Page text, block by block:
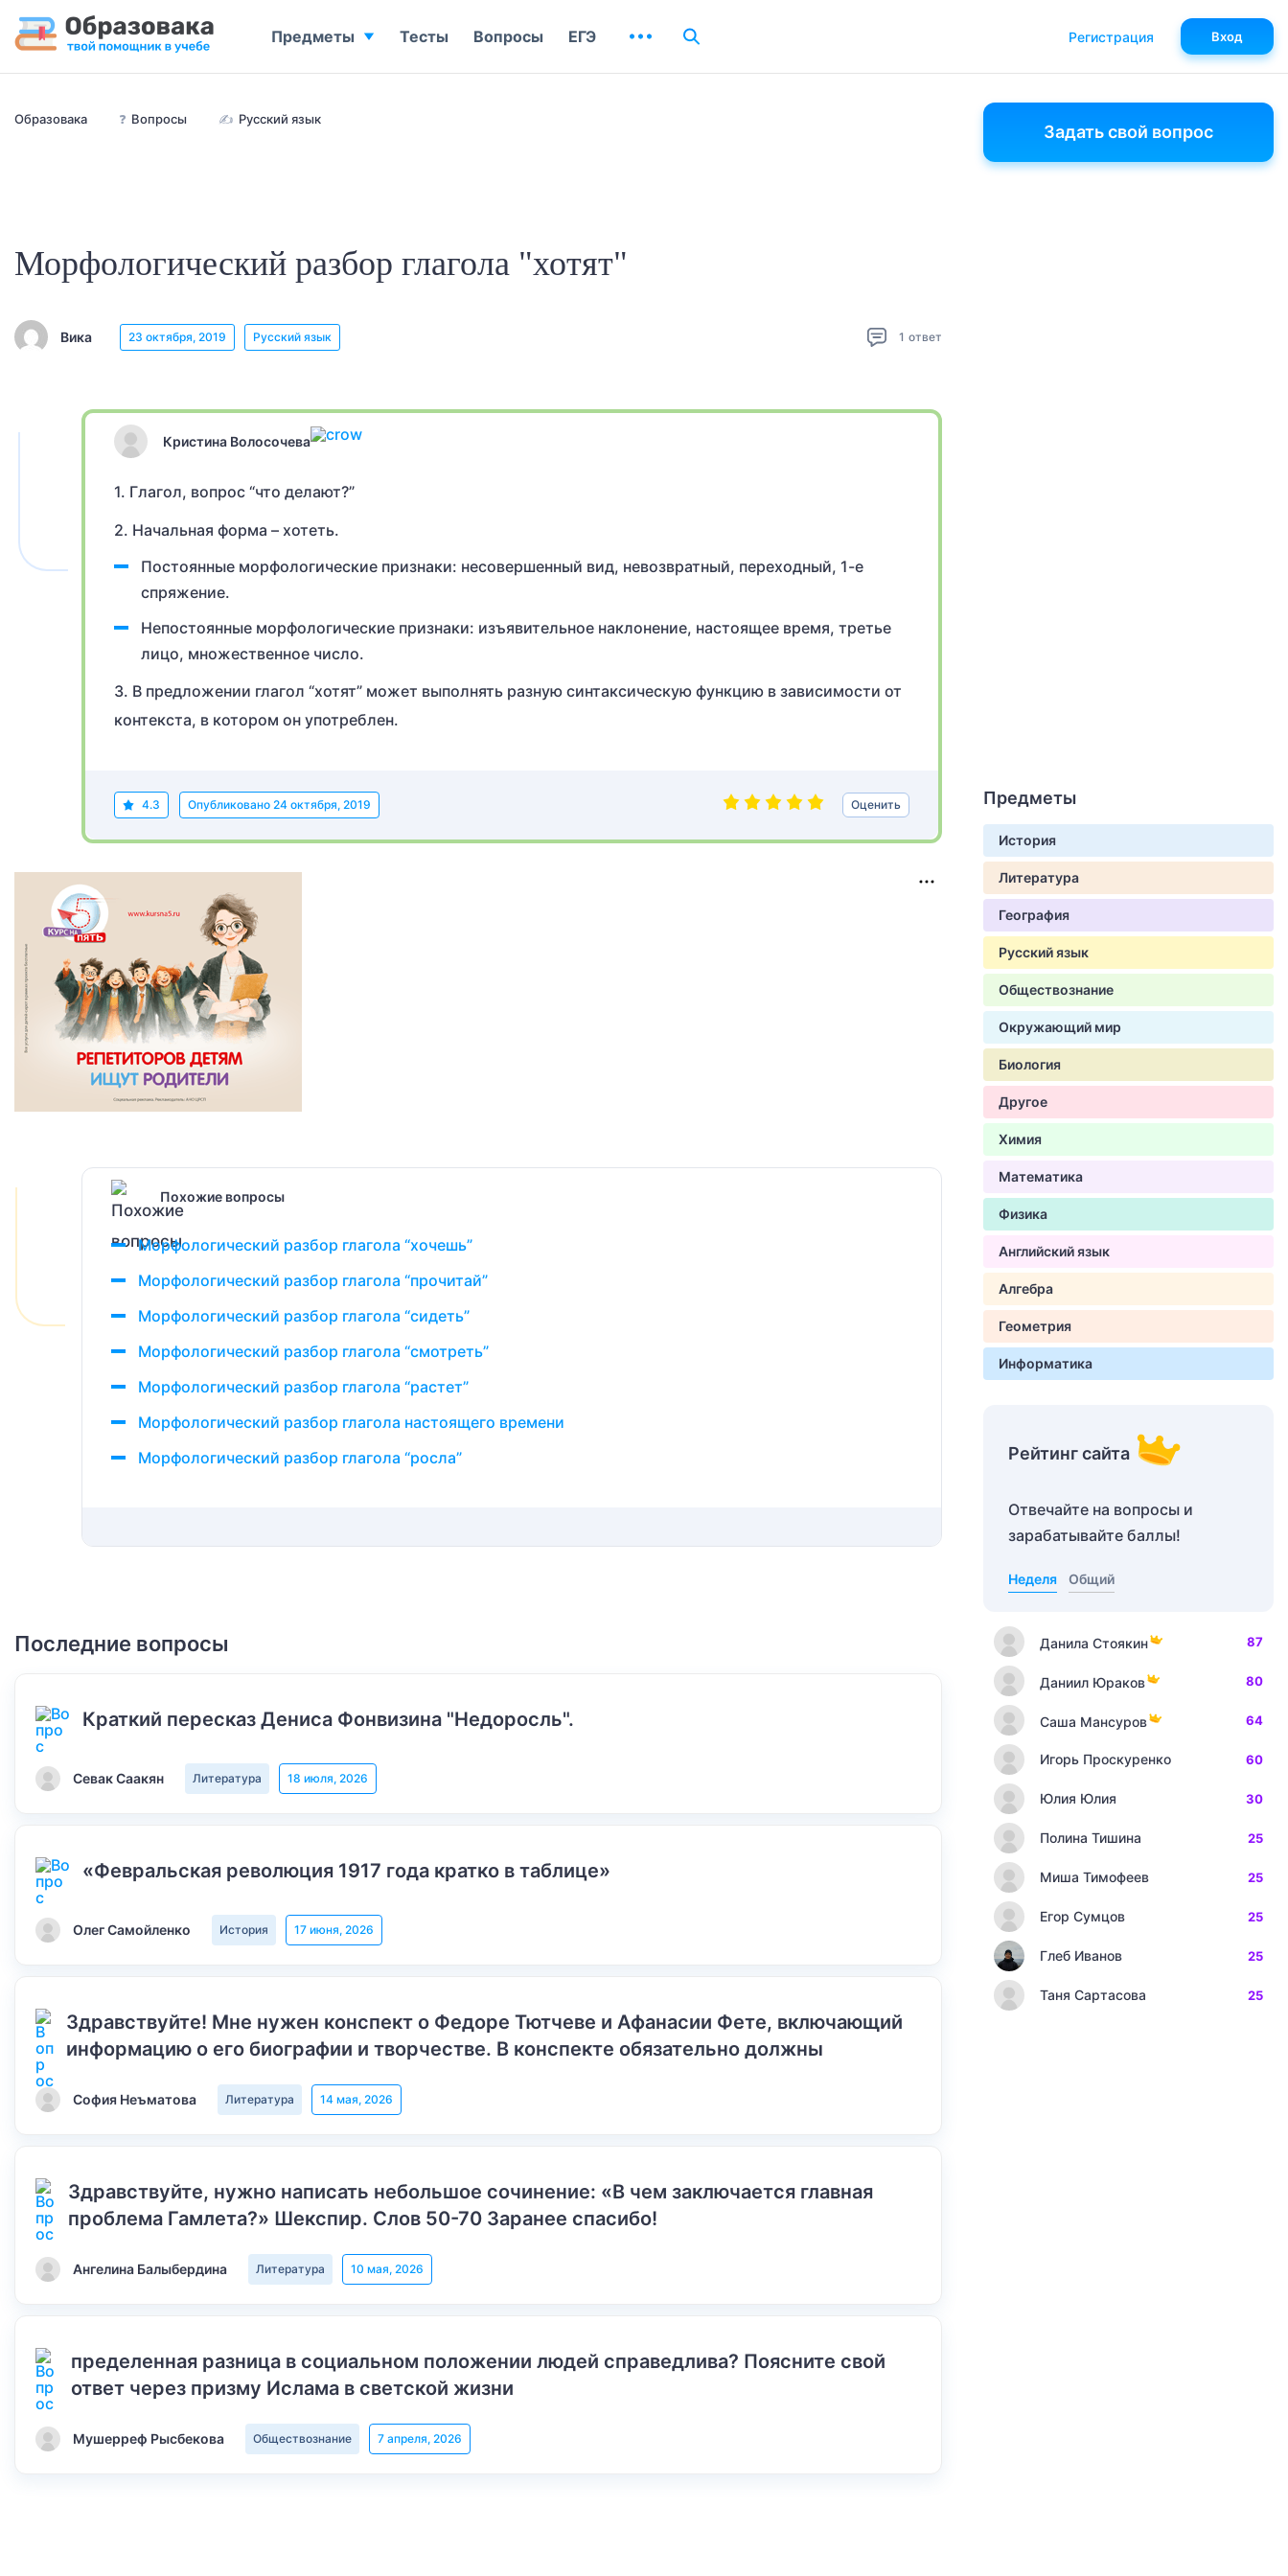
Образовака ❓ Вопросы ✍ Русский язык
Морфологический разбор глагола "хотят"
Вика 23 октября, 2019 Русский язык 1 ответ
Кристина Волосочева
1. Глагол, вопрос “что делают?”
2. Начальная форма – хотеть.
Постоянные морфологические признаки: несовершенный вид, невозвратный, переходный, 1-е
спряжение.
Непостоянные морфологические признаки: изъявительное наклонение, настоящее время, третье
лицо, множественное число.
3. В предложении глагол “хотят” может выполнять разную синтаксическую функцию в зависимости от
контекста, в котором он употреблен.
4.3 Опубликовано 24 октября, 2019 Оценить
Похожие вопросы
Морфологический разбор глагола “хочешь”
Морфологический разбор глагола “прочитай”
Морфологический разбор глагола “сидеть”
Морфологический разбор глагола “смотреть”
Морфологический разбор глагола “растет”
Морфологический разбор глагола настоящего времени
Морфологический разбор глагола “росла”
Последние вопросы
Краткий пересказ Дениса Фонвизина "Недоросль".
Севак Саакян Литература 18 июля, 2026
«Февральская революция 1917 года кратко в таблице»
Олег Самойленко История 17 июня, 2026
Здравствуйте! Мне нужен конспект о Федоре Тютчеве и Афанасии Фете, включающий
информацию о его биографии и творчестве. В конспекте обязательно должны
София Неъматова Литература 14 мая, 2026
Здравствуйте, нужно написать небольшое сочинение: «В чем заключается главная
проблема Гамлета?» Шекспир. Слов 50-70 Заранее спасибо!
Ангелина Балыбердина Литература 10 мая, 2026
пределенная разница в социальном положении людей справедлива? Поясните свой
ответ через призму Ислама в светской жизни
Мушерреф Рысбекова Обществознание 7 апреля, 2026
Задать свой вопрос
Предметы
История
Литература
География
Русский язык
Обществознание
Окружающий мир
Биология
Другое
Химия
Математика
Физика
Английский язык
Алгебра
Геометрия
Информатика
Рейтинг сайта
Отвечайте на вопросы и
зарабатывайте баллы!
Неделя Общий
Данила Стоякин 87
Даниил Юраков 80
Саша Мансуров 64
Игорь Проскуренко 60
Юлия Юлия 30
Полина Тишина 25
Миша Тимофеев 25
Егор Сумцов 25
Глеб Иванов 25
Таня Сартасова 25
Предметы Тесты Вопросы ЕГЭ Регистрация Вход